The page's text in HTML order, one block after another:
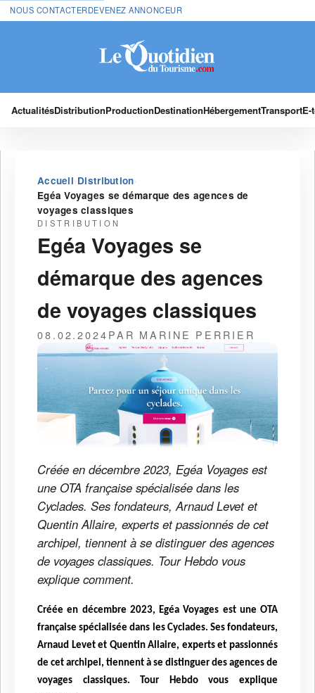
NOUS CONTACTERDEVENEZ ANNONCEUR
ActualitésDistributionProductionDestinationHébergementTransport
Accueil›Distribution›
Egéa Voyages se démarque des agences de
voyages classiques
DISTRIBUTION
Egéa Voyages se
démarque des agences
de voyages classiques
08.02.2024PAR MARINE PERRIER
Créée en décembre 2023, Egéa Voyages est
une OTA française spécialisée dans les
Cyclades. Ses fondateurs, Arnaud Levet et
Quentin Allaire, experts et passionnés de cet
archipel, tiennent à se distinguer des agences
de voyages classiques. Tour Hebdo vous
explique comment.
Créée en décembre 2023, Egéa Voyages est une OTA
française spécialisée dans les Cyclades. Ses fondateurs,
Arnaud Levet et Quentin Allaire, experts et passionnés
de cet archipel, tiennent à se distinguer des agences de
voyages classiques. Tour Hebdo vous explique